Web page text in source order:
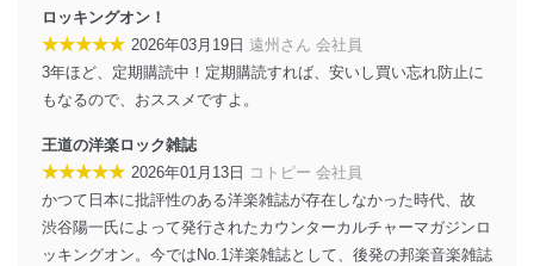
法令遵守
当社は、個人情報に関連する法令、国が定める指針及び
その他の規範を遵守します。また、当社の管理の仕組み
に、これらの法令及びその他の規範を常に適合させま
個人情報の安全管理措置
当社は、個人情報の正確性及び安全性を確保するため
に、下記セキュリティ対策をはじめとする安全対策を実
施し、個人情報の漏えい、滅失またはき損の防止及び是
ロッキングオン！
★★★★★ 2026年03月19日 遠州さん 会社員
3年ほど、定期購読中！定期購読すれば、安いし買い忘れ防止に
もなるので、おススメですよ。
王道の洋楽ロック雑誌
★★★★★ 2026年01月13日 コトピー 会社員
かつて日本に批評性のある洋楽雑誌が存在しなかった時代、故
渋谷陽一氏によって発行されたカウンターカルチャーマガジンロ
ッキングオン。今ではNo.1洋楽雑誌として、後発の邦楽音楽雑誌